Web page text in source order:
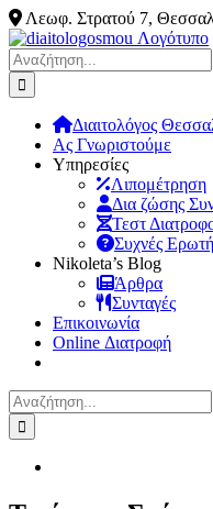
Μετάβαση
στο
περιεχόμενο
Λεωφ. Στρατού 7,
Facebook
Instagram
Pinterest
LinkedIn
Αναζήτηση
για:
Διαιτολόγος
Ας Γνωριστούμε
Υπηρεσίες
Λιπομέτρηση
Δια ζώσης
Τεστ
Συχνές
Νikoleta’s Blog
Άρθρα
Συνταγές
Επικοινωνία
Online Διατροφή
Αναζήτηση
για: